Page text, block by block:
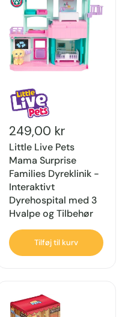
249,00 kr
Little Live Pets
Mama Surprise
Families Dyreklinik -
Interaktivt
Dyrehospital med 3
Hvalpe og Tilbehør
Tilføj til kurv